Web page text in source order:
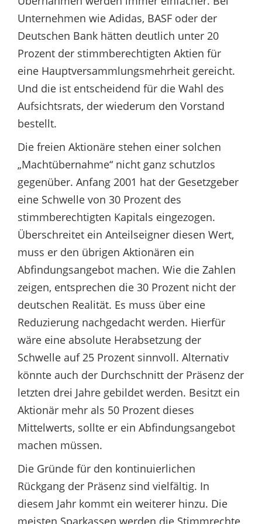
Unternehmen wie Adidas, BASF oder der
Deutschen Bank hätten deutlich unter 20
Prozent der stimmberechtigten Aktien für
eine Hauptversammlungsmehrheit gereicht.
Und die ist entscheidend für die Wahl des
Aufsichtsrats, der wiederum den Vorstand
bestellt.
Die freien Aktionäre stehen einer solchen
„Machtübernahme“ nicht ganz schutzlos
gegenüber. Anfang 2001 hat der Gesetzgeber
eine Schwelle von 30 Prozent des
stimmberechtigten Kapitals eingezogen.
Überschreitet ein Anteilseigner diesen Wert,
muss er den übrigen Aktionären ein
Abfindungsangebot machen. Wie die Zahlen
zeigen, entsprechen die 30 Prozent nicht der
deutschen Realität. Es muss über eine
Reduzierung nachgedacht werden. Hierfür
wäre eine absolute Herabsetzung der
Schwelle auf 25 Prozent sinnvoll. Alternativ
könnte auch der Durchschnitt der Präsenz der
letzten drei Jahre gebildet werden. Besitzt ein
Aktionär mehr als 50 Prozent dieses
Mittelwerts, sollte er ein Abfindungsangebot
machen müssen.
Die Gründe für den kontinuierlichen
Rückgang der Präsenz sind vielfältig. In
diesem Jahr kommt ein weiterer hinzu. Die
meisten Sparkassen werden die Stimmrechte